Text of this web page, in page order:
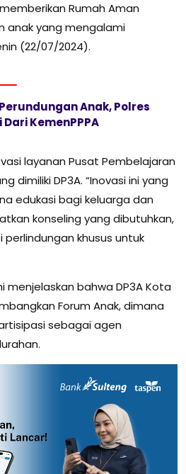
Rumah Aman
anak yang mengalami
(22/07/2024).
Anak, Polres
KemenPPPA
layanan Pusat Pembelajaran
dimiliki DP3A. “Inovasi ini yang
edukasi bagi keluarga dan
konseling yang dibutuhkan,
khusus untuk
menjelaskan bahwa DP3A Kota
Forum Anak, dimana
sebagai agen